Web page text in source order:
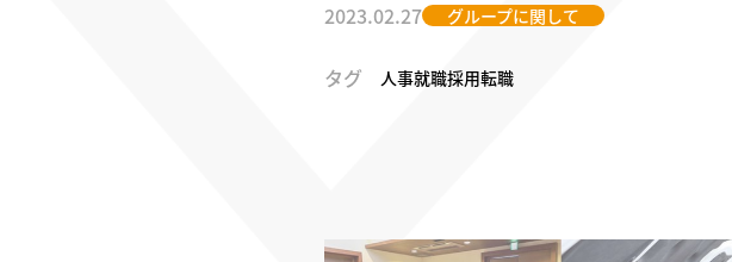
2023.02.27 グループに関して
タグ 人事就職採用転職